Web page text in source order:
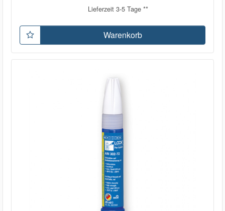
Lieferzeit 3-5 Tage **
Warenkorb